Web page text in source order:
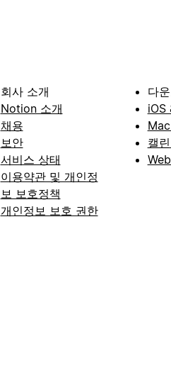
회사 소개
Notion 소개
채용
보안
서비스 상태
이용약관 및 개인정
보 보호정책
개인정보 보호 권한
다
iOS
캘